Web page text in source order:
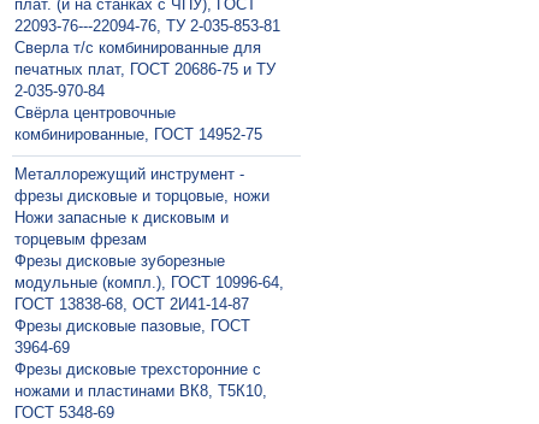
плат. (и на станках с ЧПУ), ГОСТ
22093-76---22094-76, ТУ 2-035-853-81
Сверла т/с комбинированные для
печатных плат, ГОСТ 20686-75 и ТУ
2-035-970-84
Свёрла центровочные
комбинированные, ГОСТ 14952-75
Металлорежущий инструмент -
фрезы дисковые и торцовые, ножи
Ножи запасные к дисковым и
торцевым фрезам
Фрезы дисковые зуборезные
модульные (компл.), ГОСТ 10996-64,
ГОСТ 13838-68, ОСТ 2И41-14-87
Фрезы дисковые пазовые, ГОСТ
3964-69
Фрезы дисковые трехсторонние с
ножами и пластинами ВК8, Т5К10,
ГОСТ 5348-69